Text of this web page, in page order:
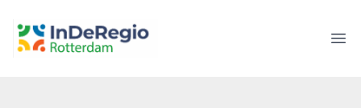
inderegiorotterdam.nl